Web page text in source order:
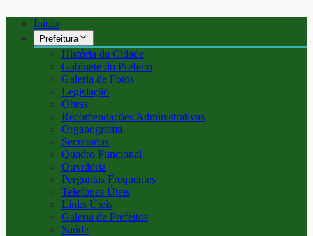
Início
Prefeitura
História da Cidade
Gabinete do Prefeito
Galeria de Fotos
Legislação
Obras
Recomendações Administrativas
Organograma
Secretarias
Quadro Funcional
Ouvidoria
Perguntas Frequentes
Telefones Úteis
Links Úteis
Galeria de Prefeitos
Saúde